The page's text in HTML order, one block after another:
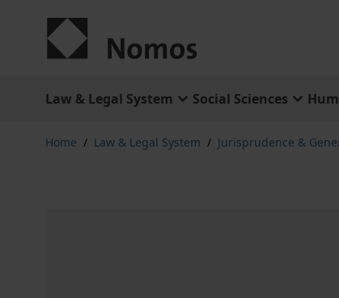
Law & Legal System Social Sciences
Home / Law & Legal System / Jurisprudence &